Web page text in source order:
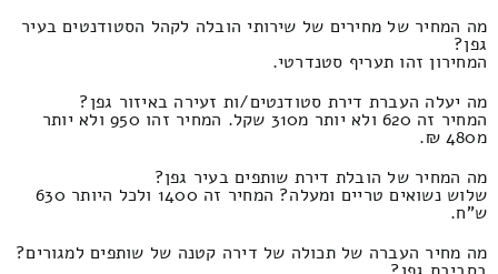
מה המחיר של מחירים של שירותי הובלה לקהל הסטודנטים בעיר
גפן?
המחירון זהו תעריף סטנדרטי.
מה יעלה העברת דירת סטודנטים/ות זעירה באיזור גפן?
המחיר זה 620 ולא יותר מ310 שקל. המחיר זהו 950 ולא יותר
מ480 ₪.
מה המחיר של הובלת דירת שותפים בעיר גפן?
שלוש נשואים טריים ומעלה? המחיר זה 1400 ולכל היותר 630
ש"ח.
מה מחיר העברה של תכולה של דירה קטנה של שותפים למגורים?